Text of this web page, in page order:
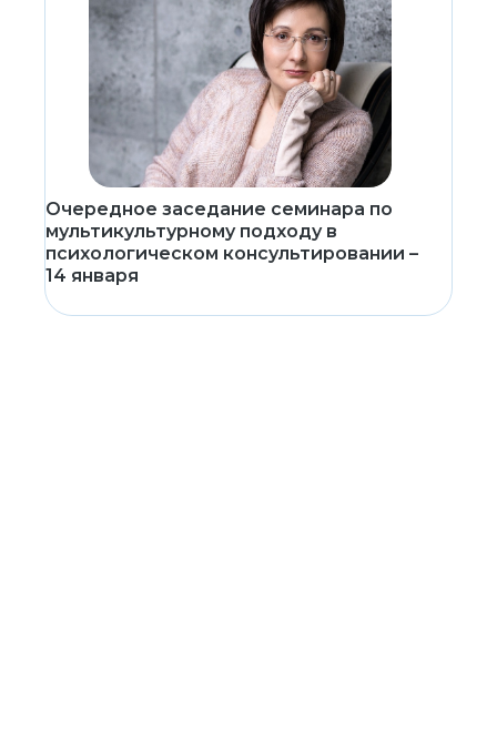
Очередное заседание семинара по
мультикультурному подходу в
психологическом консультировании –
14 января